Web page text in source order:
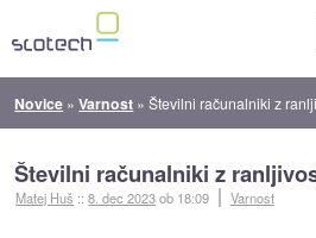
Novice »Varnost »Številni računalniki z
Številni računalniki z
Matej Huš ::8. dec 2023ob 18:09 Varnost